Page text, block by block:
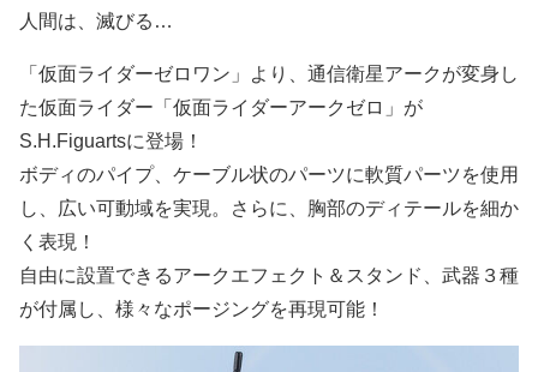
人間は、滅びる…
「仮面ライダーゼロワン」より、通信衛星アークが変身し
た仮面ライダー「仮面ライダーアークゼロ」が
S.H.Figuartsに登場！
ボディのパイプ、ケーブル状のパーツに軟質パーツを使用
し、広い可動域を実現。さらに、胸部のディテールを細か
く表現！
自由に設置できるアークエフェクト＆スタンド、武器３種
が付属し、様々なポージングを再現可能！